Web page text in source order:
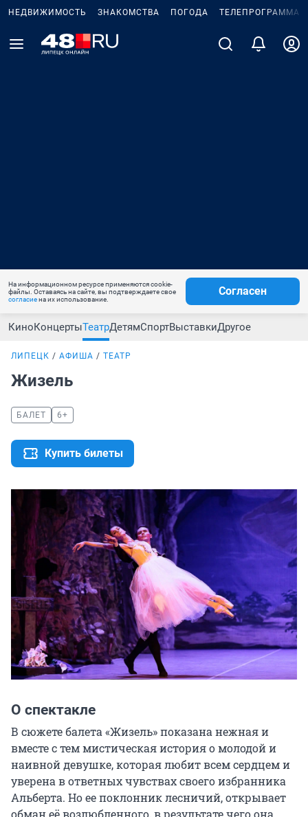
НЕДВИЖИМОСТЬ ЗНАКОМСТВА ПОГОДА ТЕЛЕПРОГРАММА
На информационном ресурсе применяются cookie-
файлы. Оставаясь на сайте, вы подтверждаете свое
согласиена их использование.
Согласен
КиноКонцертыТеатрДетямСпортВыставкиДругое
ЛИПЕЦК АФИША ТЕАТР
Жизель
БАЛЕТ 6+
Купить билеты
О спектакле
В сюжете балета «Жизель» показана нежная и
вместе с тем мистическая история о молодой и
наивной девушке, которая любит всем сердцем и
уверена в ответных чувствах своего избранника
Альберта. Но ее поклонник лесничий, открывает